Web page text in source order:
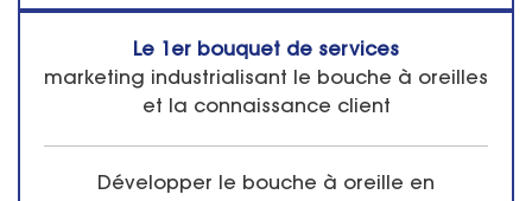
Le 1er bouquet de services
marketing industrialisant le bouche à oreilles
et la connaissance client
Développer le bouche à oreille en